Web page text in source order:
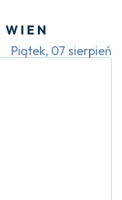
Piątek, 07 sierpień